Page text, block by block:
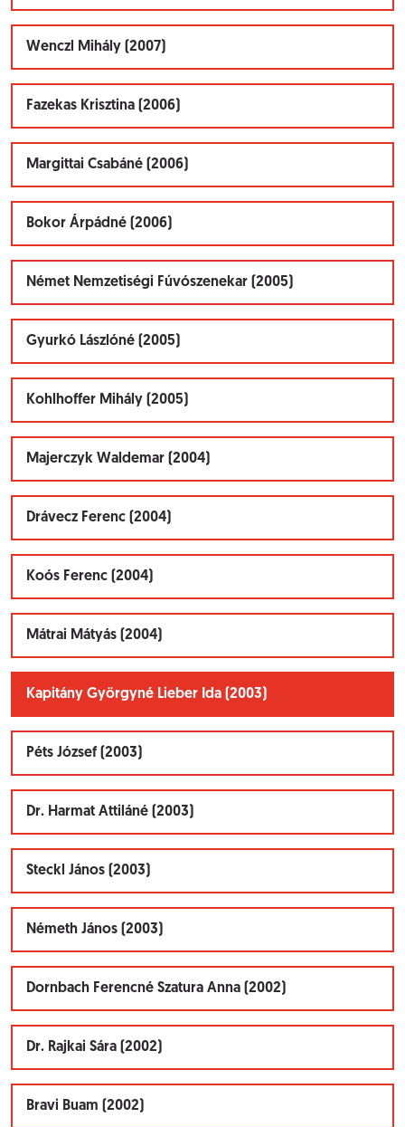
Wenczl Mihály (2007)
Fazekas Krisztina (2006)
Margittai Csabáné (2006)
Bokor Árpádné (2006)
Német Nemzetiségi Fúvószenekar (2005)
Gyurkó Lászlóné (2005)
Kohlhoffer Mihály (2005)
Majerczyk Waldemar (2004)
Drávecz Ferenc (2004)
Koós Ferenc (2004)
Mátrai Mátyás (2004)
Kapitány Györgyné Lieber Ida (2003)
Péts József (2003)
Dr. Harmat Attiláné (2003)
Steckl János (2003)
Németh János (2003)
Dornbach Ferencné Szatura Anna (2002)
Dr. Rajkai Sára (2002)
Bravi Buam (2002)